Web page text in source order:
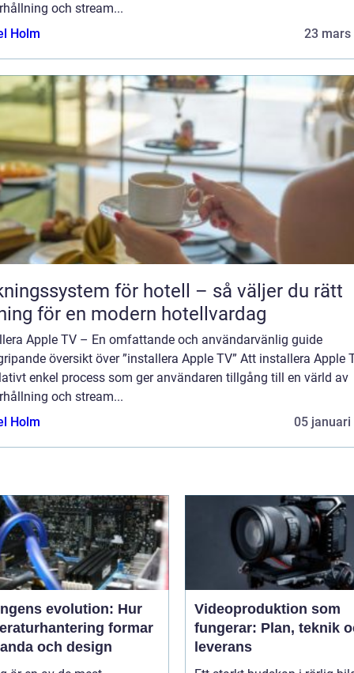
och stream...
Holm
23 mars
för hotell – så väljer du rätt
för en modern hotellvardag
Apple TV – En omfattande och användarvänlig guide
översikt över ”installera Apple TV” Att installera Apple
enkel process som ger användaren tillgång till en värld av
och stream...
Holm
05 januari
evolution: Hur
formar
och design
Videoproduktion som
fungerar: Plan, teknik
leverans